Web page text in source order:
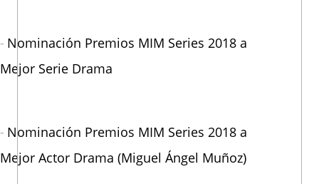
Nominación Premios MIM Series 2018 a
Mejor Serie Drama
Nominación Premios MIM Series 2018 a
Mejor Actor Drama (Miguel Ángel Muñoz)